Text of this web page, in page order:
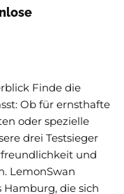
Finde die
Ob für ernsthafte
oder spezielle
drei Testsieger
und
LemonSwan
die sich